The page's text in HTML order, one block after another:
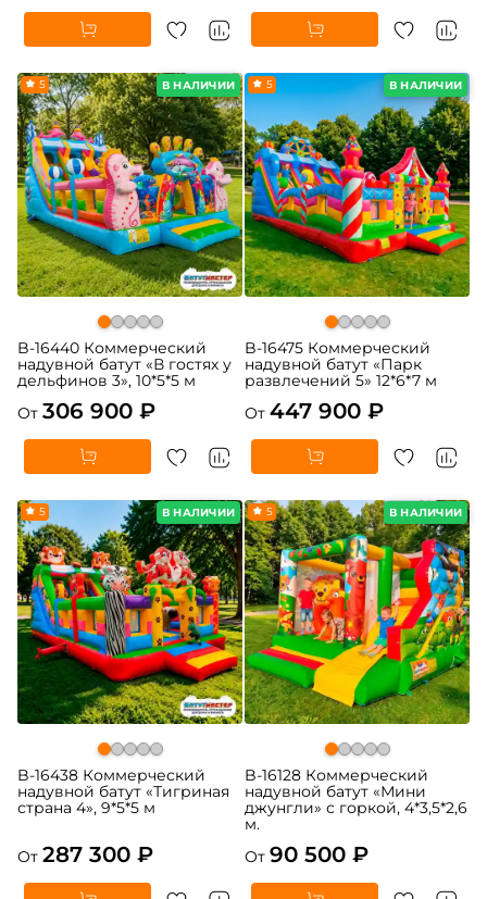
В НАЛИЧИИ
5
B-16440 Коммерческий
надувной батут «В гостях у
дельфинов 3», 10*5*5 м
От 306 900 ₽
В НАЛИЧИИ
5
B-16475 Коммерческий
надувной батут «Парк
развлечений 5» 12*6*7 м
От 447 900 ₽
В НАЛИЧИИ
5
B-16438 Коммерческий
надувной батут «Тигриная
страна 4», 9*5*5 м
От 287 300 ₽
В НАЛИЧИИ
5
B-16128 Коммерческий
надувной батут «Мини
джунгли» с горкой, 4*3,5*2,6
м.
От 90 500 ₽